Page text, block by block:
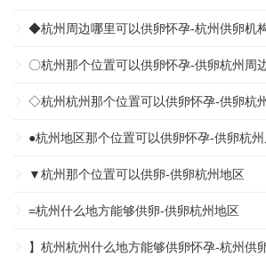
◆杭州周边哪里可以供卵怀孕-杭州供卵机
〇杭州那个位置可以供卵怀孕-供卵杭州周
◇杭州杭州那个位置可以供卵怀孕-供卵杭
●杭州地区那个位置可以供卵怀孕-供卵杭州
▼杭州那个位置可以供卵-供卵杭州地区
=杭州什么地方能够供卵-供卵杭州地区
】杭州杭州什么地方能够供卵怀孕-杭州供